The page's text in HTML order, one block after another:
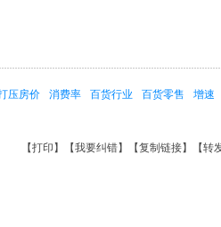
压房价 消费率 百货行业 百货零售 增速
【打印 】【我要纠错】【复制链接】【转